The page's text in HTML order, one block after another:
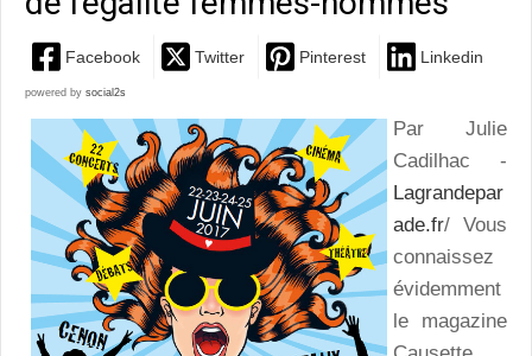
Facebook Twitter Pinterest Linkedin
powered by social2s
Par Julie
Cadilhac -
Lagrandepar
ade.fr/ Vous
connaissez
évidemment
le magazine